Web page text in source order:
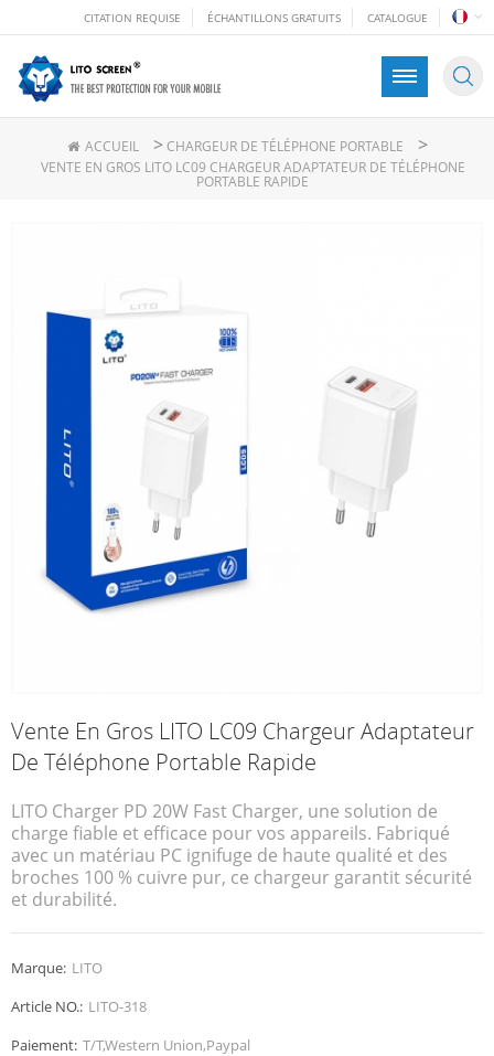
CITATION REQUISE ÉCHANTILLONS GRATUITS CATALOGUE
ACCUEIL > CHARGEUR DE TÉLÉPHONE PORTABLE >
VENTE EN GROS LITO LC09 CHARGEUR ADAPTATEUR DE TÉLÉPHONE
PORTABLE RAPIDE
Vente En Gros LITO LC09 Chargeur Adaptateur
De Téléphone Portable Rapide
LITO Charger PD 20W Fast Charger, une solution de
charge fiable et efficace pour vos appareils. Fabriqué
avec un matériau PC ignifuge de haute qualité et des
broches 100 % cuivre pur, ce chargeur garantit sécurité
et durabilité.
Marque: LITO
Article NO.: LITO-318
Paiement: T/T,Western Union,Paypal